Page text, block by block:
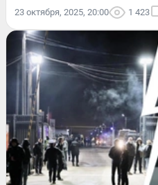
23 октября, 2025, 20:00 1 423